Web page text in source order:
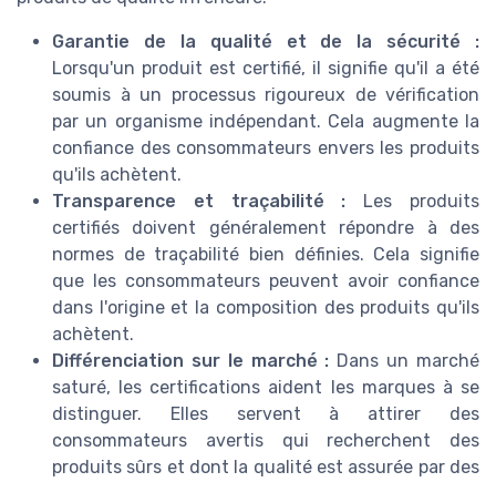
Garantie de la qualité et de la sécurité :
Lorsqu'un produit est certifié, il signifie qu'il a été
soumis à un processus rigoureux de vérification
par un organisme indépendant. Cela augmente la
confiance des consommateurs envers les produits
qu'ils achètent.
Transparence et traçabilité : Les produits
certifiés doivent généralement répondre à des
normes de traçabilité bien définies. Cela signifie
que les consommateurs peuvent avoir confiance
dans l'origine et la composition des produits qu'ils
achètent.
Différenciation sur le marché : Dans un marché
saturé, les certifications aident les marques à se
distinguer. Elles servent à attirer des
consommateurs avertis qui recherchent des
produits sûrs et dont la qualité est assurée par des